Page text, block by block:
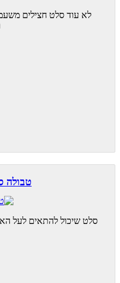
לא עוד סלט חצילים
טבולה
סלט שיכול להתאים לעל